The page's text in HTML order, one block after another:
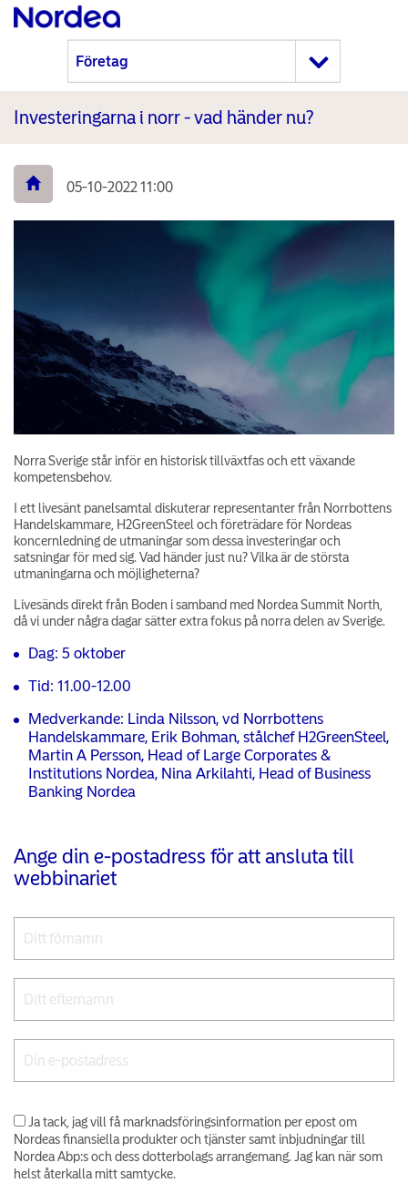
Investeringarna i norr - vad händer nu?
05-10-2022 11:00
Norra Sverige står inför en historisk tillväxtfas och ett växande
kompetensbehov.
I ett livesänt panelsamtal diskuterar representanter från Norrbottens
Handelskammare, H2GreenSteel och företrädare för Nordeas
koncernledning de utmaningar som dessa investeringar och
satsningar för med sig. Vad händer just nu? Vilka är de största
utmaningarna och möjligheterna?
Livesänds direkt från Boden i samband med Nordea Summit North,
då vi under några dagar sätter extra fokus på norra delen av Sverige.
Dag: 5 oktober
Tid: 11.00-12.00
Medverkande: Linda Nilsson, vd Norrbottens
Handelskammare, Erik Bohman, stålchef H2GreenSteel,
Martin A Persson, Head of Large Corporates &
Institutions Nordea, Nina Arkilahti, Head of Business
Banking Nordea
Ange din e-postadress för att ansluta till
webbinariet
Ja tack, jag vill få marknadsföringsinformation per epost om
Nordeas finansiella produkter och tjänster samt inbjudningar till
Nordea Abp:s och dess dotterbolags arrangemang. Jag kan när som
helst återkalla mitt samtycke.